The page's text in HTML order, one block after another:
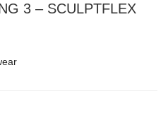
3 – SCULPTFLEX